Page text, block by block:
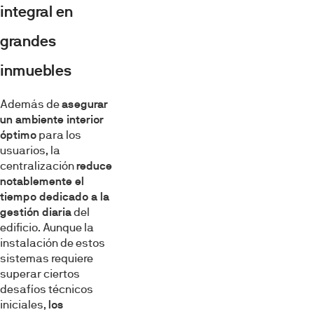
integral en
grandes
inmuebles
Además deasegurar
un ambiente interior
óptimo para los
usuarios, la
centralizaciónreduce
notablemente el
tiempo dedicado a la
gestión diariadel
edificio. Aunque la
instalación de estos
sistemas requiere
superar ciertos
desafíos técnicos
iniciales, los